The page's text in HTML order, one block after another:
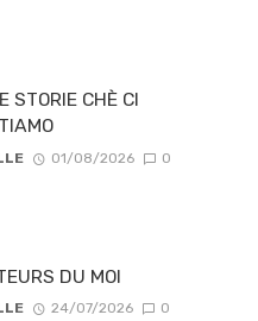
STORIE CHÈ CI
01/08/2026 0
DU MOI
24/07/2026 0